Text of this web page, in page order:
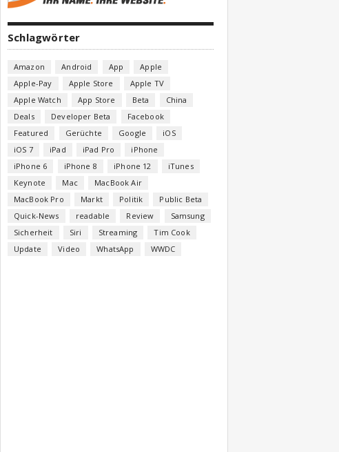
Schlagwörter
Amazon Android App
Apple
Apple-Pay
Apple Store
Apple TV
Apple Watch
App Store Beta
China
Deals
Developer Beta
Facebook
Featured
Gerüchte Google
iOS
iOS 7
iPad iPad Pro
iPhone
iPhone 6
iPhone 8 iPhone 12
iTunes
Keynote
Mac
MacBook Air
MacBook Pro
Markt Politik
Public Beta
Quick-News
readable Review
Samsung
Sicherheit
Siri Streaming
Tim Cook
Update
Video WhatsApp WWDC